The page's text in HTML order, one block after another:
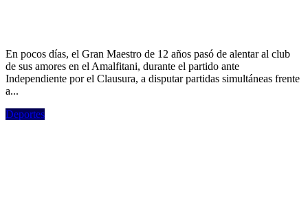
En pocos días, el Gran Maestro de 12 años pasó de alentar al club
de sus amores en el Amalfitani, durante el partido ante
Independiente por el Clausura, a disputar partidas simultáneas frente
a...
Deportes